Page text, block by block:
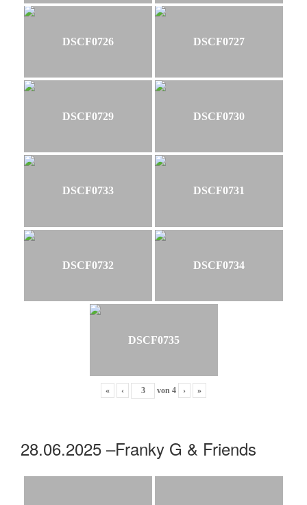
DSCF0726 DSCF0727
DSCF0729 DSCF0730
DSCF0733 DSCF0731
DSCF0732 DSCF0734
DSCF0735
« ‹ von 4 › »
28.06.2025 –Franky G & Friends